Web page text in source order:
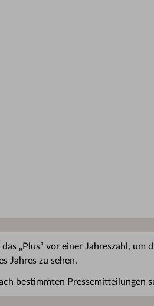
das „Plus“ vor einer Jahreszahl,
Jahres zu sehen.
bestimmten Pressemitteilungen